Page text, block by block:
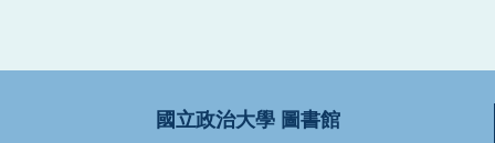
國立政治大學 圖書館